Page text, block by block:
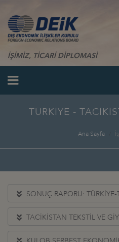
İŞİMİZ, TİCARİ DİPLOMASİ
TÜRKİYE -
Ana Sayfa
SONUÇ RAPORU:
TACİKİSTAN TEKSTİL VE